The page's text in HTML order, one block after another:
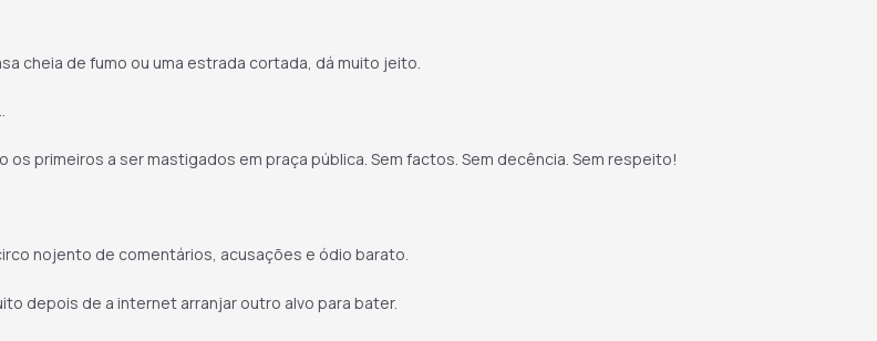
cheia de fumo ou uma estrada cortada, dá muito jeito.
primeiros a ser mastigados em praça pública. Sem factos. Sem decência. Sem respeito!
nojento de comentários, acusações e ódio barato.
depois de a internet arranjar outro alvo para bater.